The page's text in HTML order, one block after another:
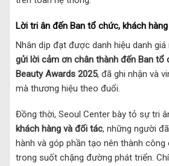
Lời tri ân đến Ban tổ chức, khách
Nhân dịp đạt được danh hiệu danh giá
gửi lời cảm ơn chân thành đến Ban tổ
Beauty Awards 2025, đã ghi nhận và
mà thương hiệu theo đuổi.
Đồng thời, Seoul Center bày tỏ sự tri
khách hàng và đối tác, những người
hành và góp phần tạo nên thành công
trong suốt chặng đường phát triển.